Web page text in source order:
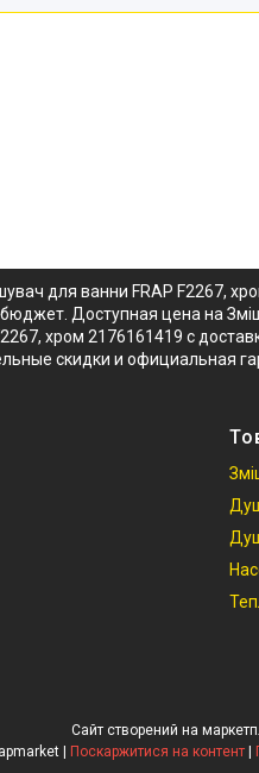
для ванни FRAP F2267,
Доступная цена на
хром 2176161419 с
скидки и
Сайт створений на
Flapmarket | Поскаржитися на контент |